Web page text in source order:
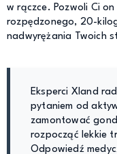
w rączce. Pozwoli Ci
rozpędzonego, 20-
nadwyrężania Twoich
Eksperci Xland
pytaniem od
zamontować
rozpocząć lekkie
Odpowiedź